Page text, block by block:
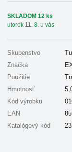
SKLADOM 12 ks
utorok 11. 8. u vás
Skupenstvo
Značka
Použitie
Hmotnosť
Kód výrobku
EAN
Katalógový kód